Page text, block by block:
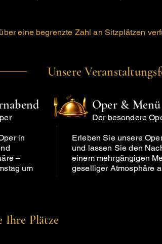
eine begrenzte Zahl an Sitzplätzen
Unsere
in
–
um
Oper & Menü
Der besondere
Erleben Sie unsere
und lassen Sie den
einem mehrgängigen
geselliger Atmosphäre
Ihre Plätze